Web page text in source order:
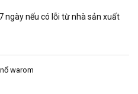
ngày nếu có lỗi từ nhà sản xuất
warom